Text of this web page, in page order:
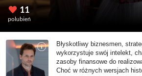
11
polubień
Błyskotliwy biznesmen,
wykorzystuje swój intelekt,
zasoby finansowe do
Choć w różnych wersjach